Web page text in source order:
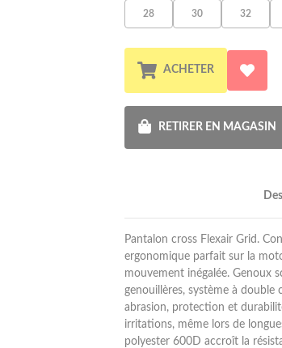
28 30 32
ACHETER
RETIRER EN MAGASIN
Pantalon cross Flexair Grid.
ergonomique parfait sur la
mouvement inégalée. Genoux
genouillères, système à
abrasion, protection et
irritations, même lors de
polyester 600D accroît la